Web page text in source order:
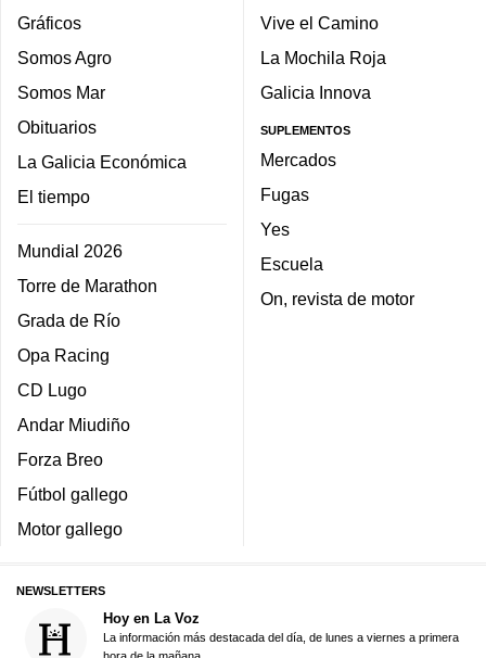
Gráficos
Somos Agro
Somos Mar
Obituarios
La Galicia Económica
El tiempo
Mundial 2026
Torre de Marathon
Grada de Río
Opa Racing
CD Lugo
Andar Miudiño
Forza Breo
Fútbol gallego
Motor gallego
Vive el Camino
La Mochila Roja
Galicia Innova
SUPLEMENTOS
Mercados
Fugas
Yes
Escuela
On, revista de motor
NEWSLETTERS
Hoy en La Voz
La información más destacada del día, de lunes a viernes a primera